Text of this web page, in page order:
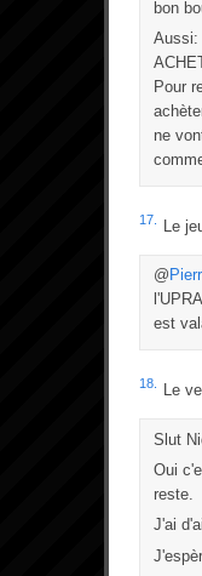
bon
Aussi:
Pour
ne
17. Le
@
est
18. Le
Slut
Oui
reste.
J'ai